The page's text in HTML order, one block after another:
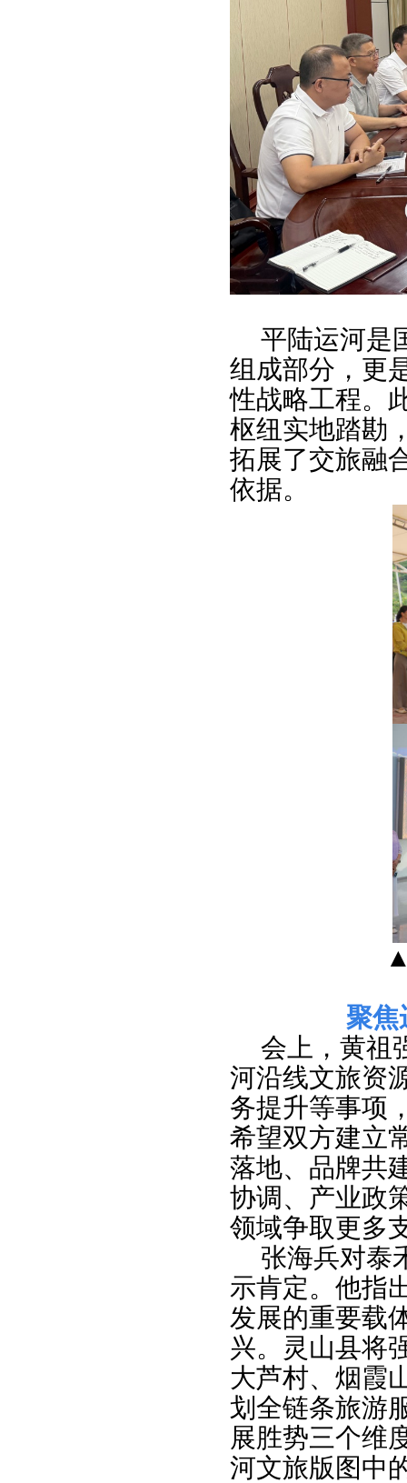
平陆运河是
组成部分，更
性战略工程。
枢纽实地踏勘
拓展了交旅融
依据。
聚焦
会上，黄祖
河沿线文旅资
务提升等事项
希望双方建立
落地、品牌共
协调、产业政
领域争取更多
张海兵对泰
示肯定。他指
发展的重要载
兴。灵山县将
大芦村、烟霞
划全链条旅游
展胜势三个维
河文旅版图中